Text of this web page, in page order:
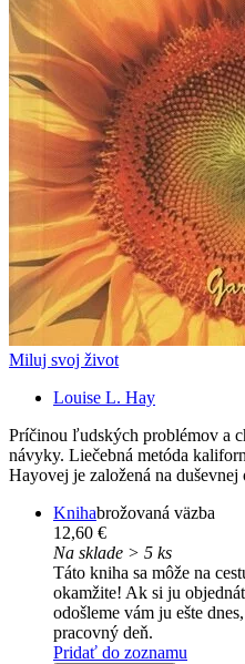
Miluj svoj život
Louise L. Hay
Príčinou ľudských problémov a
návyky. Liečebná metóda
Hayovej je založená na duševnej
Knihabrožovaná väzba
12,60 €
Na sklade > 5 ks
Táto kniha sa môže na
okamžite! Ak si ju
odošleme vám ju ešte
pracovný deň.
Pridať do zoznamu